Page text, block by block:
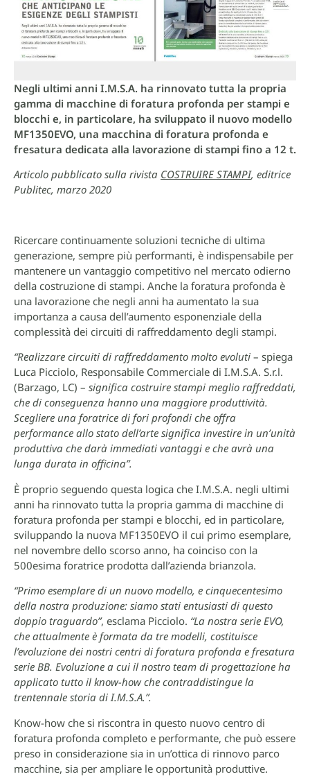
Negli ultimi anni I.M.S.A. ha rinnovato tutta la propria
gamma di macchine di foratura profonda per stampi e
blocchi e, in particolare, ha sviluppato il nuovo modello
MF1350EVO, una macchina di foratura profonda e
fresatura dedicata alla lavorazione di stampi fino a 12 t.
Articolo pubblicato sulla rivista COSTRUIRE STAMPI, editrice
Publitec, marzo 2020
Ricercare continuamente soluzioni tecniche di ultima
generazione, sempre più performanti, è indispensabile per
mantenere un vantaggio competitivo nel mercato odierno
della costruzione di stampi. Anche la foratura profonda è
una lavorazione che negli anni ha aumentato la sua
importanza a causa dell’aumento esponenziale della
complessità dei circuiti di raffreddamento degli stampi.
“Realizzare circuiti di raffreddamento molto evoluti – spiega
Luca Picciolo, Responsabile Commerciale di I.M.S.A. S.r.l.
(Barzago, LC) – significa costruire stampi meglio raffreddati,
che di conseguenza hanno una maggiore produttività.
Scegliere una foratrice di fori profondi che offra
performance allo stato dell’arte significa investire in un’unità
produttiva che darà immediati vantaggi e che avrà una
lunga durata in officina”.
È proprio seguendo questa logica che I.M.S.A. negli ultimi
anni ha rinnovato tutta la propria gamma di macchine di
foratura profonda per stampi e blocchi, ed in particolare,
sviluppando la nuova MF1350EVO il cui primo esemplare,
nel novembre dello scorso anno, ha coinciso con la
500esima foratrice prodotta dall’azienda brianzola.
“Primo esemplare di un nuovo modello, e cinquecentesimo
della nostra produzione: siamo stati entusiasti di questo
doppio traguardo”, esclama Picciolo. “La nostra serie EVO,
che attualmente è formata da tre modelli, costituisce
l’evoluzione dei nostri centri di foratura profonda e fresatura
serie BB. Evoluzione a cui il nostro team di progettazione ha
applicato tutto il know-how che contraddistingue la
trentennale storia di I.M.S.A.”.
Know-how che si riscontra in questo nuovo centro di
foratura profonda completo e performante, che può essere
preso in considerazione sia in un’ottica di rinnovo parco
macchine, sia per ampliare le opportunità produttive.